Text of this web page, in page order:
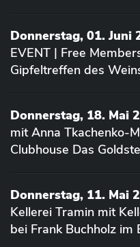
Donnerstag, 01. Juni
EVENT | Free
Gipfeltreffen des
Donnerstag, 18. Mai
mit Anna Tkachenko-
Clubhouse Das
Donnerstag, 11. Mai
Kellerei Tramin mit
bei Frank Buchholz im